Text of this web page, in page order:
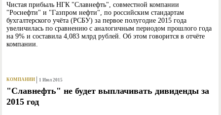
Чистая прибыль НГК "Славнефть", совместной компании
"Роснефти" и "Газпром нефти", по российским стандартам
бухгалтерского учёта (РСБУ) за первое полугодие 2015 года
увеличилась по сравнению с аналогичным периодом прошлого года
на 9% и составила 4,083 млрд рублей. Об этом говорится в отчёте
компании.
КОМПАНИИ 1 Июл 2015
"Славнефть" не будет выплачивать дивиденды за
2015 год